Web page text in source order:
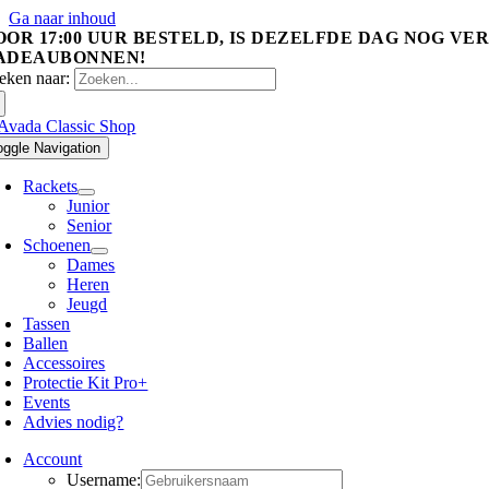
Ga naar inhoud
17:00 UUR BESTELD, IS DEZELFDE DAG NOG
naar:
Navigation
Rackets
Junior
Senior
Schoenen
Dames
Heren
Jeugd
Tassen
Ballen
Accessoires
Protectie Kit Pro+
Events
Advies nodig?
Account
Username: